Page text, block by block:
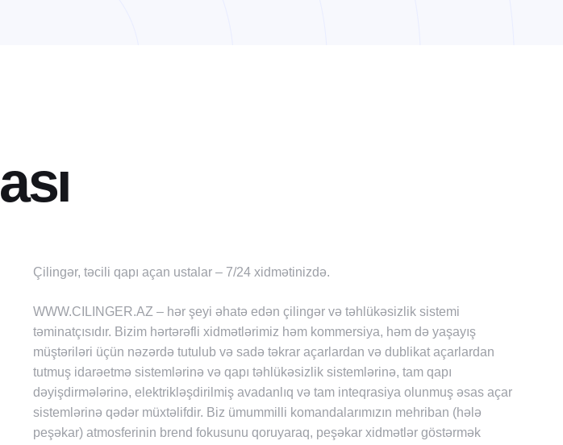
ası
Çilingər, təcili qapı açan ustalar – 7/24 xidmətinizdə.
WWW.CILINGER.AZ – hər şeyi əhatə edən çilingər və təhlükəsizlik sistemi
təminatçısıdır. Bizim hərtərəfli xidmətlərimiz həm kommersiya, həm də yaşayış
müştəriləri üçün nəzərdə tutulub və sadə təkrar açarlardan və dublikat açarlardan
tutmuş idarəetmə sistemlərinə və qapı təhlükəsizlik sistemlərinə, tam qapı
dəyişdirmələrinə, elektrikləşdirilmiş avadanlıq və tam inteqrasiya olunmuş əsas açar
sistemlərinə qədər müxtəlifdir. Biz ümummilli komandalarımızın mehriban (hələ
peşəkar) atmosferinin brend fokusunu qoruyaraq, peşəkar xidmətlər göstərmək